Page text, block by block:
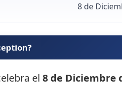
8 de
el8 de Diciembre